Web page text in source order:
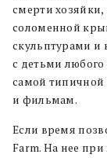
смерти хозяйки,
соломенной
скульптурами и
с детьми любого
самой типичной
и фильмам.
Если время
Farm. На нее